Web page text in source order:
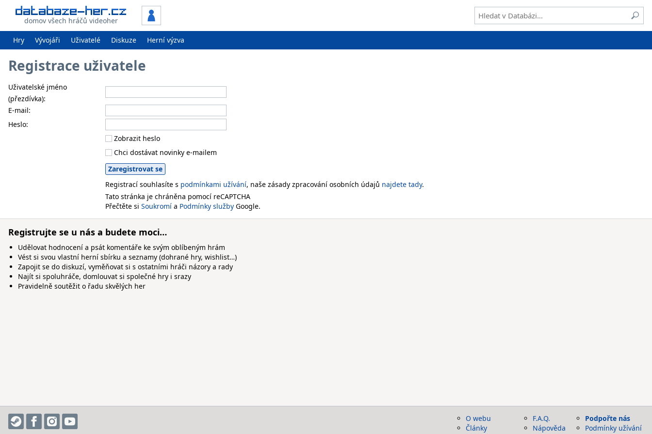
domov všech hráčů videoher
Hry Vývojáři Uživatelé Diskuze Herní výzva
Registrace uživatele
Uživatelské jméno
(přezdívka):
E-mail:
Heslo:
Zobrazit heslo
Chci dostávat novinky e-mailem
Registrací souhlasíte s podmínkami užívání, naše zásady zpracování osobních údajů najdete tady.
Tato stránka je chráněna pomocí reCAPTCHA
Přečtěte si Soukromí a Podmínky služby Google.
Registrujte se u nás a budete moci…
Udělovat hodnocení a psát komentáře ke svým oblíbeným hrám
Vést si svou vlastní herní sbírku a seznamy (dohrané hry, wishlist…)
Zapojit se do diskuzí, vyměňovat si s ostatními hráči názory a rady
Najít si spoluhráče, domlouvat si společné hry i srazy
Pravidelně soutěžit o řadu skvělých her
O webu
Články
F.A.Q.
Nápověda
Podpořte nás
Podmínky užívání